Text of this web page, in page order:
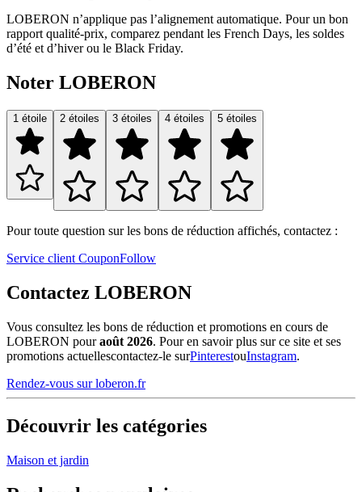
LOBERON n’applique pas l’alignement automatique. Pour un bon
rapport qualité-prix, comparez pendant les French Days, les soldes
d’été et d’hiver ou le Black Friday.
Noter LOBERON
1 étoile 2 étoiles 3 étoiles 4 étoiles 5 étoiles
Pour toute question sur les bons de réduction affichés, contactez :
Service client CouponFollow
Contactez LOBERON
Vous consultez les bons de réduction et promotions en cours de
LOBERON pouraoût 2026. Pour en savoir plus sur ce site et ses
promotions actuellescontactez-le surPinterestouInstagram.
Rendez-vous sur loberon.fr
Découvrir les catégories
Maison et jardin